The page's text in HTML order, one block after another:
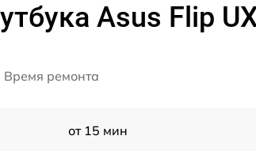
Asus Flip
Время ремонта
от 15 мин